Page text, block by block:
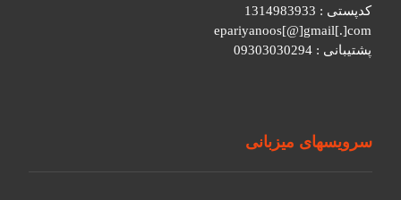
کدپستی : 1314983933
epariyanoos[@]gmail[.]com
پشتیبانی : 09303030294
سرویسهای میزبانی